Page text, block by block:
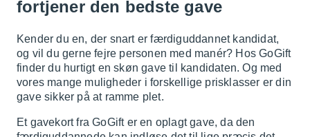
fortjener den bedste gave
Kender du en, der snart er færdiguddannet kandidat,
og vil du gerne fejre personen med manér? Hos GoGift
finder du hurtigt en skøn gave til kandidaten. Og med
vores mange muligheder i forskellige prisklasser er din
gave sikker på at ramme plet.
Et gavekort fra GoGift er en oplagt gave, da den